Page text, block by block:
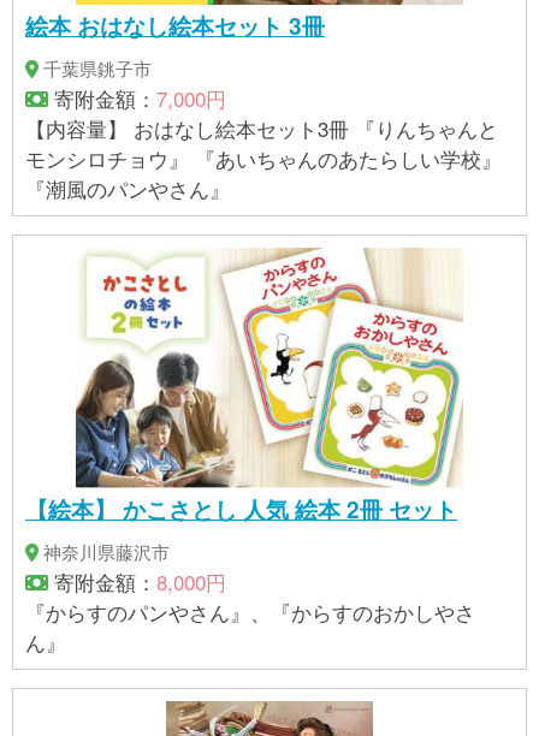
絵本 おはなし絵本セット 3冊
千葉県銚子市
寄附金額： 7,000円
【内容量】 おはなし絵本セット3冊 『りんちゃんと
モンシロチョウ』 『あいちゃんのあたらしい学校』
『潮風のパンやさん』
【絵本】 かこさとし 人気 絵本 2冊 セット
神奈川県藤沢市
寄附金額： 8,000円
『からすのパンやさん』、『からすのおかしやさ
ん』